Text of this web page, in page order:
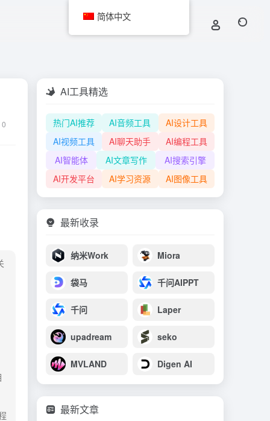
0
AI工具精选
热门AI推荐 AI音频工具
AI设计工具
AI视频工具
AI聊天助手
AI编程工具
AI智能体
AI文章写作
AI搜索引擎
AI开发平台
AI学习资源 AI图像工具
最新收录
纳米Work Miora
袋马 千问AIPPT
千问 Laper
upadream seko
MVLAND Digen AI
最新文章
简体中文